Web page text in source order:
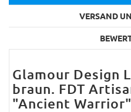
VERSAND
Glamour Design
braun. FDT
"Ancient